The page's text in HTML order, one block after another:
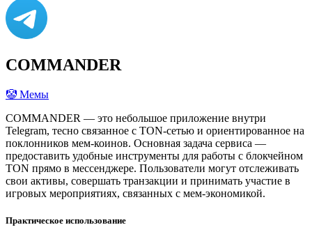
COMMANDER
🤡 Мемы
COMMANDER — это небольшое приложение внутри
Telegram, тесно связанное с TON-сетью и ориентированное на
поклонников мем-коинов. Основная задача сервиса —
предоставить удобные инструменты для работы с блокчейном
TON прямо в мессенджере. Пользователи могут отслеживать
свои активы, совершать транзакции и принимать участие в
игровых мероприятиях, связанных с мем-экономикой.
Практическое использование